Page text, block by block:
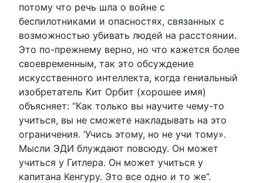
потому что речь шла о войне с
беспилотниками и опасностях, связанных с
возможностью убивать людей на расстоянии.
Это по-прежнему верно, но что кажется более
своевременным, так это обсуждение
искусственного интеллекта, когда гениальный
изобретатель Кит Орбит (хорошее имя)
объясняет: “Как только вы научите чему-то
учиться, вы не сможете накладывать на это
ограничения. ‘Учись этому, но не учи тому».
Мысли ЭДИ блуждают повсюду. Он может
учиться у Гитлера. Он может учиться у
капитана Кенгуру. Это все одно и то же”.